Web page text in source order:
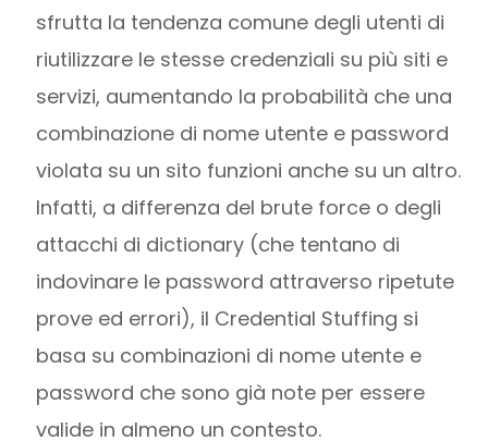
sfrutta la tendenza comune degli utenti di
riutilizzare le stesse credenziali su più siti e
servizi, aumentando la probabilità che una
combinazione di nome utente e password
violata su un sito funzioni anche su un altro.
Infatti, a differenza del brute force o degli
attacchi di dictionary (che tentano di
indovinare le password attraverso ripetute
prove ed errori), il Credential Stuffing si
basa su combinazioni di nome utente e
password che sono già note per essere
valide in almeno un contesto.